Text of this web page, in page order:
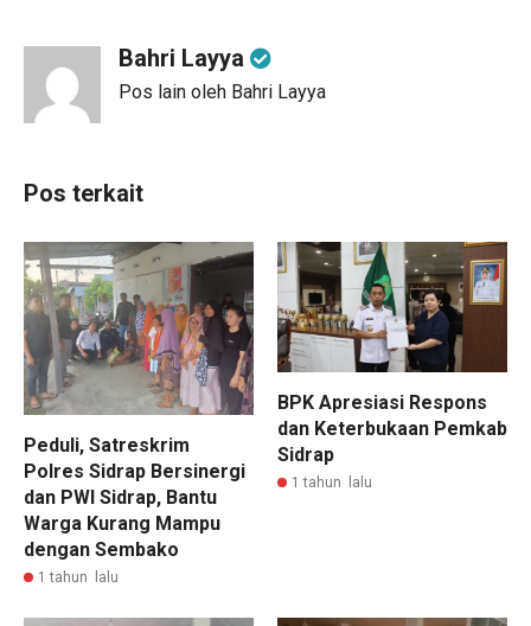
Bahri Layya
Pos lain oleh Bahri Layya
Pos terkait
Peduli, Satreskrim
Polres Sidrap Bersinergi
dan PWI Sidrap, Bantu
Warga Kurang Mampu
dengan Sembako
1 tahun lalu
BPK Apresiasi Respons
dan Keterbukaan Pemkab
Sidrap
1 tahun lalu